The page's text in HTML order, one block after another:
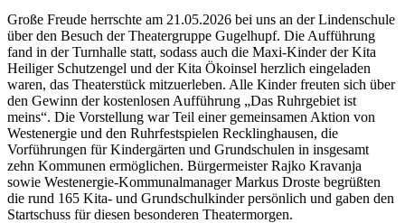
Große Freude herrschte am 21.05.2026 bei uns an der Lindenschule
über den Besuch der Theatergruppe Gugelhupf. Die Aufführung
fand in der Turnhalle statt, sodass auch die Maxi-Kinder der Kita
Heiliger Schutzengel und der Kita Ökoinsel herzlich eingeladen
waren, das Theaterstück mitzuerleben. Alle Kinder freuten sich über
den Gewinn der kostenlosen Aufführung „Das Ruhrgebiet ist
meins“. Die Vorstellung war Teil einer gemeinsamen Aktion von
Westenergie und den Ruhrfestspielen Recklinghausen, die
Vorführungen für Kindergärten und Grundschulen in insgesamt
zehn Kommunen ermöglichen. Bürgermeister Rajko Kravanja
sowie Westenergie-Kommunalmanager Markus Droste begrüßten
die rund 165 Kita- und Grundschulkinder persönlich und gaben den
Startschuss für diesen besonderen Theatermorgen.